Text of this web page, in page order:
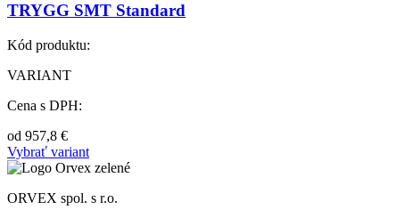
TRYGG SMT Standard
Kód produktu:
VARIANT
Cena s DPH:
od 957,8 €
Vybrať variant
ORVEX spol. s r.o.